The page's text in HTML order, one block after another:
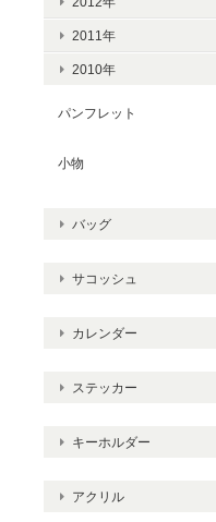
2011年
2010年
パンフレット
小物
バッグ
サコッシュ
カレンダー
ステッカー
キーホルダー
アクリル